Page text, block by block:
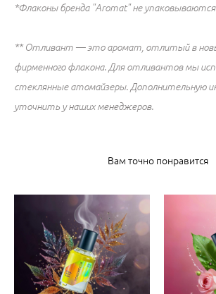
*Флаконы бренда "Aromat" не упаковываются
​** Отливант — это аромат, отлитый в
фирменного флакона. Для отливантов мы
стеклянные атомайзеры. Дополнительную
уточнить у наших менеджеров.
Вам точно понравится